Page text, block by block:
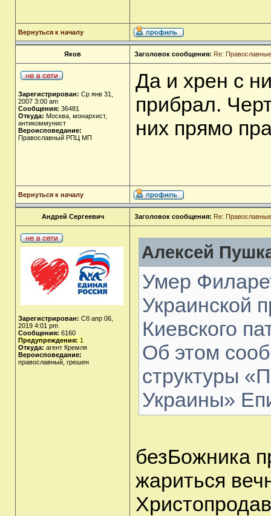
Вернуться к началу
Яков Заголовок сообщения: Re:
Зарегистрирован: Ср янв 31,
2007 3:00 am
Сообщения: 36481
Откуда: Москва, монархист,
антикоммунист
Вероисповедание:
Православный РПЦ МП
Да и хрен с
прибрал.
них прямо
Вернуться к началу
Андрей Сергеевич Заголовок сообщения: Re:
Зарегистрирован: Сб апр 06,
2019 4:01 pm
Сообщения: 6160
Предупреждения: 1
Откуда: агент Кремля
Вероисповедание:
православный, грешен
Алексей
Умер
Украинской
Киевского
Об этом
структуры
Украины»
безБожника
жариться